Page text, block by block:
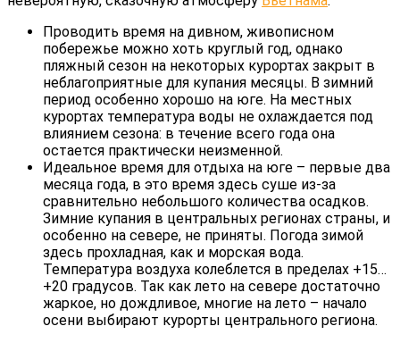
Проводить время на дивном, живописном
побережье можно хоть круглый год, однако
пляжный сезон на некоторых курортах закрыт в
неблагоприятные для купания месяцы. В зимний
период особенно хорошо на юге. На местных
курортах температура воды не охлаждается под
влиянием сезона: в течение всего года она
остается практически неизменной.
Идеальное время для отдыха на юге – первые два
месяца года, в это время здесь суше из-за
сравнительно небольшого количества осадков.
Зимние купания в центральных регионах страны, и
особенно на севере, не приняты. Погода зимой
здесь прохладная, как и морская вода.
Температура воздуха колеблется в пределах +15…
+20 градусов. Так как лето на севере достаточно
жаркое, но дождливое, многие на лето – начало
осени выбирают курорты центрального региона.